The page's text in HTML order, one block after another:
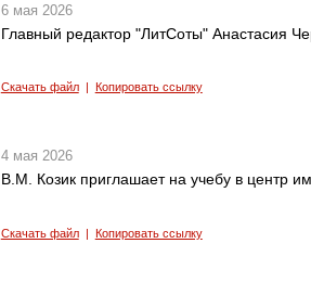
6 мая 2026
Главный редактор "ЛитСоты" Анастасия
Скачать файл| Копировать ссылку
4 мая 2026
В.М. Козик приглашает на учебу в центр
Скачать файл| Копировать ссылку